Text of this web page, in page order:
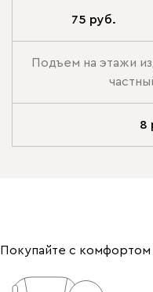
75 руб.
Подъем на этажи
8
Покупайте с комфортом